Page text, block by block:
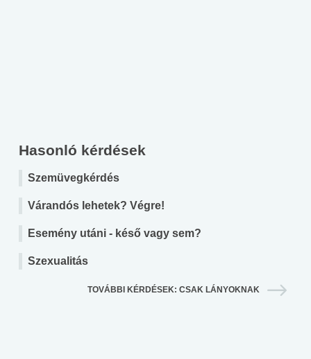
Hasonló kérdések
Szemüvegkérdés
Várandós lehetek? Végre!
Esemény utáni - késő vagy sem?
Szexualitás
TOVÁBBI KÉRDÉSEK: CSAK LÁNYOKNAK